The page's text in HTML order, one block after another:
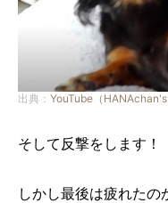
出典： YouTube（HANAchan's
そして反撃をします！
しかし最後は疲れた